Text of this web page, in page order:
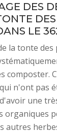
DES
LE
la tonte des
composter.
n'ont pas
une
organiques
autres